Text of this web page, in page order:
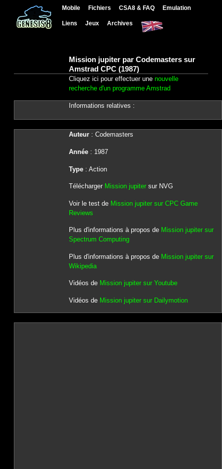
Mobile Fichiers CSA8 & FAQ Emulation
Liens Jeux Archives
Mission jupiter par Codemasters sur
Amstrad CPC (1987)
Cliquez ici pour effectuer une nouvelle
recherche d'un programme Amstrad
Informations relatives :
Auteur: Codemasters
Année: 1987
Type: Action
Télécharger Mission jupitersur NVG
Voir le test de Mission jupiter sur CPC Game
Reviews
Plus d'informations à propos de Mission jupiter sur
Spectrum Computing
Plus d'informations à propos de Mission jupiter sur
Wikipedia
Vidéos de Mission jupiter sur Youtube
Vidéos de Mission jupiter sur Dailymotion